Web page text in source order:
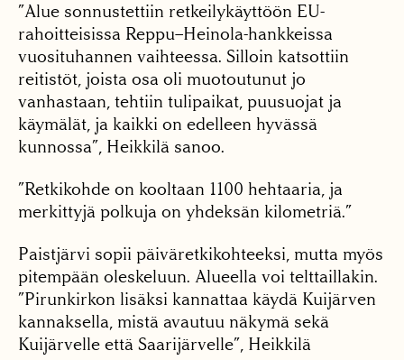
”Alue sonnustettiin retkeilykäyttöön EU-
rahoitteisissa Reppu–Heinola-hankkeissa
vuosituhannen vaihteessa. Silloin katsottiin
reitistöt, joista osa oli muotoutunut jo
vanhastaan, tehtiin tulipaikat, puusuojat ja
käymälät, ja kaikki on edelleen hyvässä
kunnossa”, Heikkilä sanoo.
”Retkikohde on kooltaan 1100 hehtaaria, ja
merkittyjä polkuja on yhdeksän kilometriä.”
Paistjärvi sopii päiväretkikohteeksi, mutta myös
pitempään oleskeluun. Alueella voi telttaillakin.
”Pirunkirkon lisäksi kannattaa käydä Kuijärven
kannaksella, mistä avautuu näkymä sekä
Kuijärvelle että Saarijärvelle”, Heikkilä